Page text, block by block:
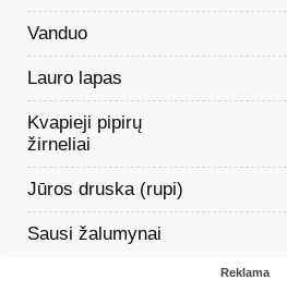
Vanduo
Lauro lapas
Kvapieji pipirų
žirneliai
Jūros druska (rupi)
Sausi žalumynai
Reklama